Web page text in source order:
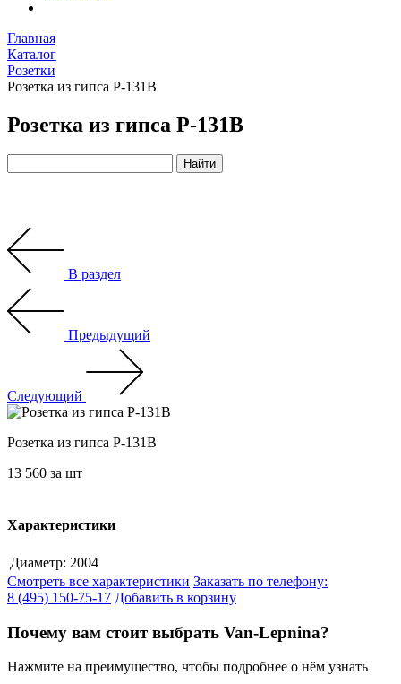
Главная
Каталог
Розетки
Розетка из гипса Р-131В
Розетка из гипса Р-131В
В раздел
Предыдущий
Следующий
Розетка из гипса Р-131В
13 560 за шт
Характеристики
Диаметр: 2004
Смотреть все характеристики Заказать по телефону:
8 (495) 150-75-17 Добавить в корзину
Почему вам стоит выбрать Van-Lepnina?
Нажмите на преимущество, чтобы подробнее о нём узнать